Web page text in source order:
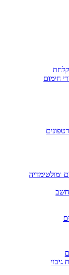
חימום
ומולטימדיה
גיבוי